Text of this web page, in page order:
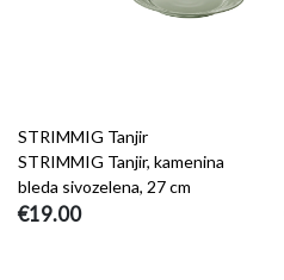
STRIMMIG Tanjir
STRIMMIG Tanjir, kamenina
bleda sivozelena, 27 cm
€19.00